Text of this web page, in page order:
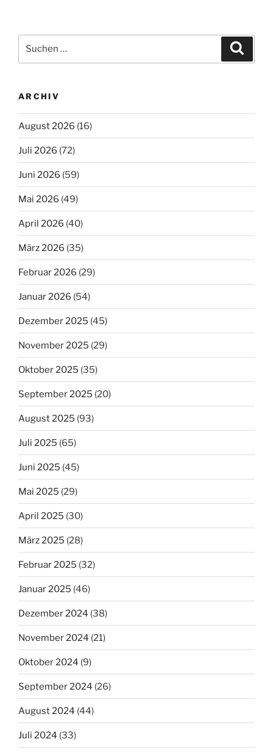
Suchen
ARCHIV
August 2026 (16)
Juli 2026 (72)
Juni 2026 (59)
Mai 2026 (49)
April 2026 (40)
März 2026 (35)
Februar 2026 (29)
Januar 2026 (54)
Dezember 2025 (45)
November 2025 (29)
Oktober 2025 (35)
September 2025 (20)
August 2025 (93)
Juli 2025 (65)
Juni 2025 (45)
Mai 2025 (29)
April 2025 (30)
März 2025 (28)
Februar 2025 (32)
Januar 2025 (46)
Dezember 2024 (38)
November 2024 (21)
Oktober 2024 (9)
September 2024 (26)
August 2024 (44)
Juli 2024 (33)